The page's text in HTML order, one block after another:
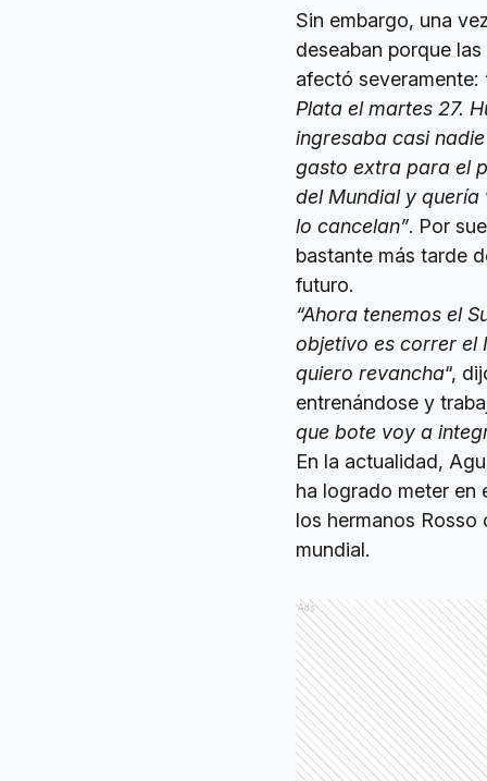
Sin embargo, una
deseaban porque
afectó severamente:
Plata el martes 27.
ingresaba casi
gasto extra para el
del Mundial y
lo cancelan”. Por
bastante más tarde
futuro.
“Ahora tenemos el
objetivo es correr el
quiero revancha“,
entrenándose y
que bote voy a
En la actualidad,
ha logrado meter en
los hermanos
mundial.
Ads